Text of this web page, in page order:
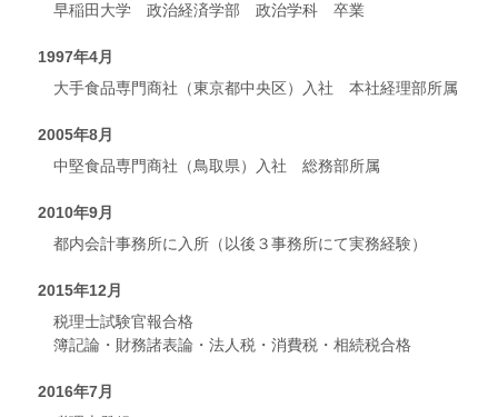
早稲田大学 政治経済学部 政治学科 卒業
1997年4月
大手食品専門商社（東京都中央区）入社 本社経理部所属
2005年8月
中堅食品専門商社（鳥取県）入社 総務部所属
2010年9月
都内会計事務所に入所（以後３事務所にて実務経験）
2015年12月
税理士試験官報合格
簿記論・財務諸表論・法人税・消費税・相続税合格
2016年7月